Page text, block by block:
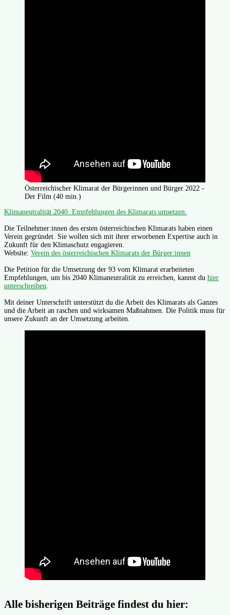
Österreichischer Klimarat der Bürgerinnen und Bürger 2022 -
Der Film (40 min.)
Klimaneutralität 2040: Empfehlungen des Klimarats umsetzen.
Die Teilnehmer:innen des ersten österreichischen Klimarats haben einen
Verein gegründet. Sie wollen sich mit ihrer erworbenen Expertise auch in
Zukunft für den Klimaschutz engagieren.
Website: Verein des österreichischen Klimarats der Bürger:innen
Die Petition für die Umsetzung der 93 vom Klimarat erarbeiteten
Empfehlungen, um bis 2040 Klimaneutralität zu erreichen, kannst du hier
unterschreiben
Mit deiner Unterschrift unterstützt du die Arbeit des Klimarats als Ganzes
und die Arbeit an raschen und wirksamen Maßnahmen. Die Politik muss für
unsere Zukunft an der Umsetzung arbeiten.
Alle bisherigen Beiträge findest du hier: